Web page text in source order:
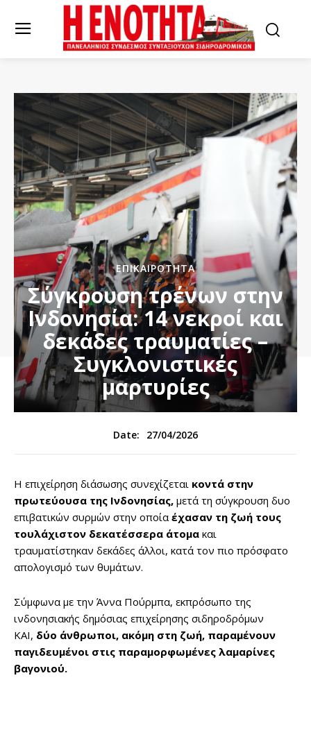
ΕΠΙΚΑΙΡΌΤΗΤΑ
Σύγκρουση τρένων στην
Ινδονησία: 14 νεκροί και
δεκάδες τραυματίες –
Συγκλονιστικές
μαρτυρίες
Date: 27/04/2026
Η επιχείρηση διάσωσης συνεχίζεται κοντά στην
πρωτεύουσα της Ινδονησίας, μετά τη σύγκρουση δυο
επιβατικών συρμών στην οποίαέχασαν τη ζωή τους
τουλάχιστον δεκατέσσερα άτομα και
τραυματίστηκαν δεκάδες άλλοι, κατά τον πιο πρόσφατο
απολογισμό των θυμάτων.
Σύμφωνα με την Άννα Πούρμπα, εκπρόσωπο της
ινδονησιακής δημόσιας επιχείρησης σιδηροδρόμων
KAI, δύο άνθρωποι, ακόμη στη ζωή, παραμένουν
παγιδευμένοι στις παραμορφωμένες λαμαρίνες
βαγονιού.